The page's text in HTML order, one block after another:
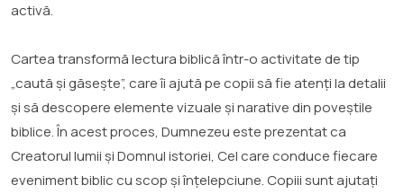
activă.
Cartea transformă lectura biblică într-o activitate de tip
„caută și găsește”, care îi ajută pe copii să fie atenți la detalii
și să descopere elemente vizuale și narative din poveștile
biblice. În acest proces, Dumnezeu este prezentat ca
Creatorul lumii și Domnul istoriei, Cel care conduce fiecare
eveniment biblic cu scop și înțelepciune. Copiii sunt ajutați